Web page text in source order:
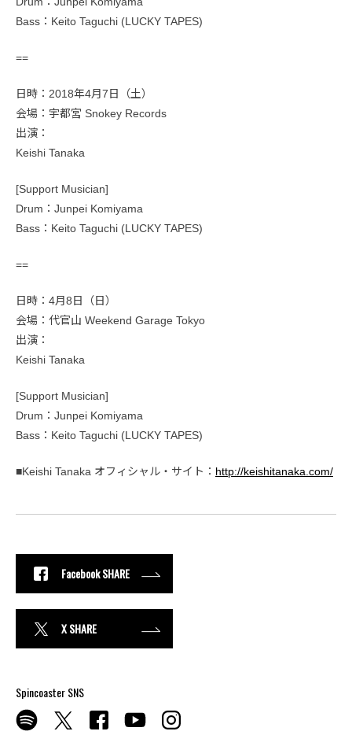
Bass：Keito Taguchi (LUCKY TAPES)
==
日時：2018年4月7日（土）
会場：宇都宮 Snokey Records
出演：
Keishi Tanaka
[Support Musician]
Drum：Junpei Komiyama
Bass：Keito Taguchi (LUCKY TAPES)
==
日時：4月8日（日）
会場：代官山 Weekend Garage Tokyo
出演：
Keishi Tanaka
[Support Musician]
Drum：Junpei Komiyama
Bass：Keito Taguchi (LUCKY TAPES)
■Keishi Tanaka オフィシャル・サイト： http://keishitanaka.com/
Facebook SHARE
X SHARE
Spincoaster SNS